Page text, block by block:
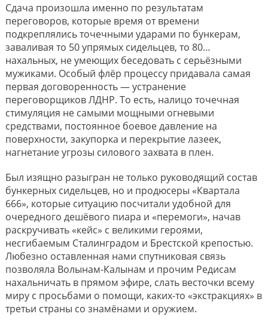
Сдача произошла именно по результатам
переговоров, которые время от времени
подкреплялись точечными ударами по бункерам,
заваливая то 50 упрямых сидельцев, то 80…
нахальных, не умеющих беседовать с серьёзными
мужиками. Особый флёр процессу придавала самая
первая договоренность — устранение
переговорщиков ЛДНР. То есть, налицо точечная
стимуляция не самыми мощными огневыми
средствами, постоянное боевое давление на
поверхности, закупорка и перекрытие лазеек,
нагнетание угрозы силового захвата в плен.
Был изящно разыгран не только руководящий состав
бункерных сидельцев, но и продюсеры «Квартала
666», которые ситуацию посчитали удобной для
очередного дешёвого пиара и «перемоги», начав
раскручивать «кейс» с великими героями,
несгибаемым Сталинградом и Брестской крепостью.
Любезно оставленная нами спутниковая связь
позволяла Волынам-Калынам и прочим Редисам
нахальничать в прямом эфире, слать весточки всему
миру с просьбами о помощи, каких-то «экстракциях» в
третьи страны со знамёнами и оружием.